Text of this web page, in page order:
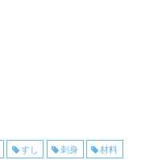
すし 刺身 材料